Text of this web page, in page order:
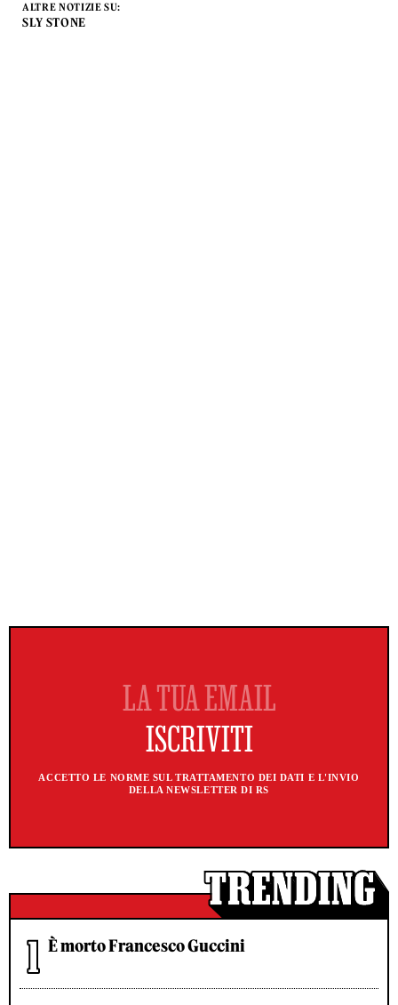
ALTRE NOTIZIE SU:
SLY STONE
ACCETTO LE NORME SUL TRATTAMENTO DEI DATI E L'INVIO
DELLA NEWSLETTER DI RS
È morto Francesco Guccini